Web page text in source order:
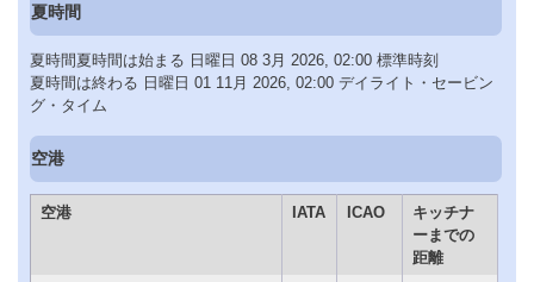
夏時間
夏時間夏時間は始まる 日曜日 08 3月 2026, 02:00 標準時刻
夏時間は終わる 日曜日 01 11月 2026, 02:00 デイライト・セービン
グ・タイム
空港
空港 IATA ICAO
キッチナ
ーまでの
距離